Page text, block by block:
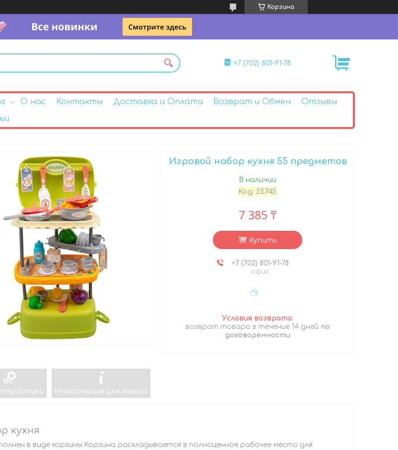
Корзина
+7 (702) 801-91-78
О нас Контакты Доставка и Оплата Возврат и Обмен
Отзывы
Игровой набор кухня 55 предметов
В наличии
Код: 25745
7 385 ₸
Купить
+7 (702) 801-91-78
офис
возврат товара в течение 14 дней по
договоренности
Информация для заказа
кухня
в виде корзины.Корзина раскладывается в полноценное рабочее место для